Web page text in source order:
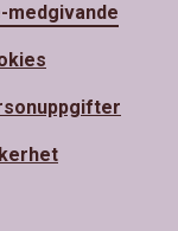
medgivande